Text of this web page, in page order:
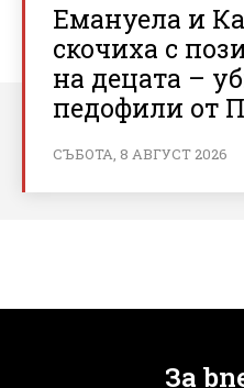
Емануела и
скочиха с
на децата –
педофили от
СЪБОТА, 8 АВГУСТ 2026
За